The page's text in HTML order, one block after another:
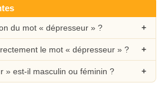
du mot « dépresseur » ?
le mot « dépresseur » ?
» est-il masculin ou féminin ?